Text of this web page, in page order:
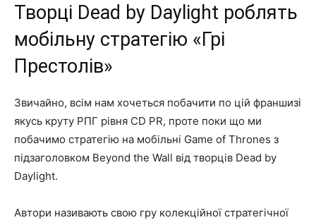
Творці Dead by Daylight роблять
мобільну стратегію «Грі
Престолів»
Звичайно, всім нам хочеться побачити по цій франшизі
якусь круту РПГ рівня CD PR, проте поки що ми
побачимо стратегію на мобільні Game of Thrones з
підзаголовком Beyond the Wall від творців Dead by
Daylight.
Автори називають свою гру колекційної стратегічної